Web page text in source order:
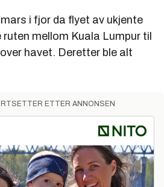
i fjor da flyet av ukjente
mellom Kuala Lumpur til
havet. Deretter ble alt
ETTER ANNONSEN